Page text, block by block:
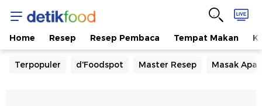
Home Resep Resep Pembaca Tempat Makan
Terpopuler d'Foodspot Master Resep Masak Apa